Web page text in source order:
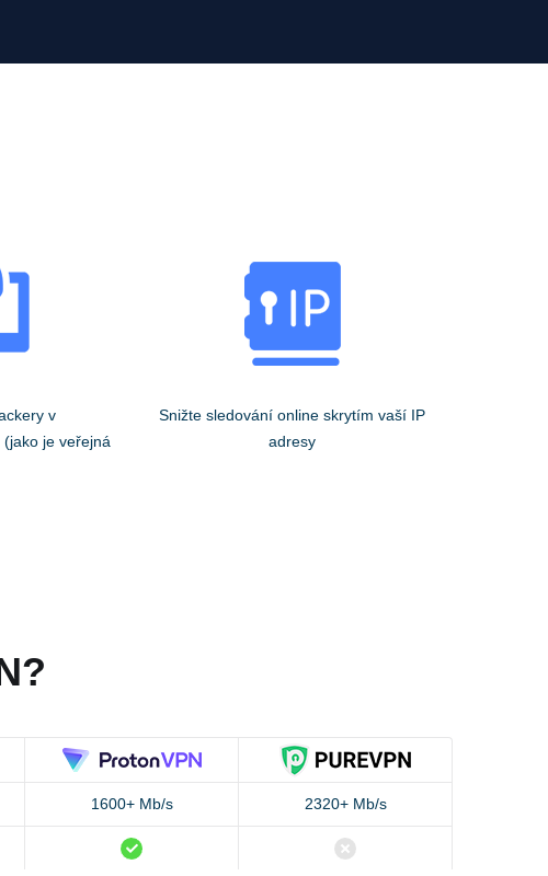
v
je veřejná
Snižte sledování online skrytím vaší IP
adresy
1600+ Mb/s 2320+ Mb/s